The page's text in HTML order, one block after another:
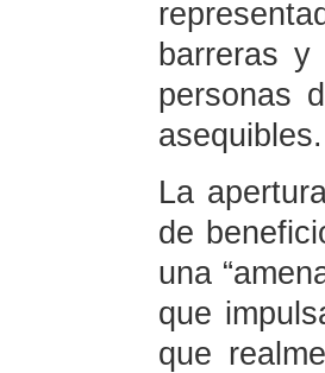
barreras
personas
asequibles.
La
de
una
que
que